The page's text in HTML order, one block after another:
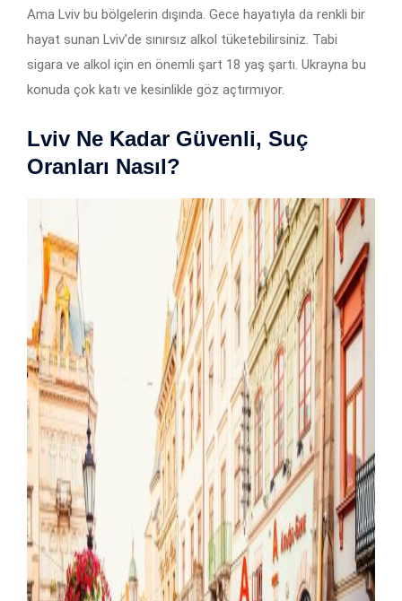
Ama Lviv bu bölgelerin dışında. Gece hayatıyla da renkli bir
hayat sunan Lviv’de sınırsız alkol tüketebilirsiniz. Tabi
sigara ve alkol için en önemli şart 18 yaş şartı. Ukrayna bu
konuda çok katı ve kesinlikle göz açtırmıyor.
Lviv Ne Kadar Güvenli, Suç
Oranları Nasıl?